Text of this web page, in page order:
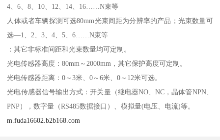
4、6、8、10、12、14、16……N束等
人体或者车辆探测可选80mm光束间距为分辨率的产品；光束数量可
选—1、2、3、4、5、6……N束等
：其它非标准间距和光束数量均可定制。
光电传感器高度：80mm～2000mm，其它保护高度可定制。
光电传感器距离：0～3米、0～6米、0～12米可选。
光电传感器信号输出方式：开关量（继电器NO、NC，晶体管NPN、
PNP），数字量（RS485数据接口）、模拟量(电压、电流)等。
m.fuda16602.b2b168.com